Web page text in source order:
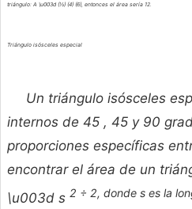
triángulo: A \u003d (½) (4) (6), entonces el área sería 12.
Triángulo isósceles especial
Un triángulo isósceles
internos de 45 , 45 y 90
proporciones específicas
encontrar el área de un
\u003d s 2 ÷ 2, donde s es la